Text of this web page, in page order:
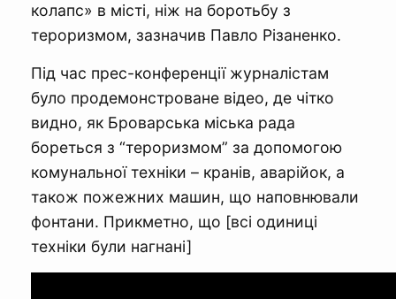
колапс» в місті, ніж на боротьбу з
тероризмом, зазначив Павло Різаненко.
Під час прес-конференції журналістам
було продемонстроване відео, де чітко
видно, як Броварська міська рада
бореться з “тероризмом” за допомогою
комунальної техніки – кранів, аварійок, а
також пожежних машин, що наповнювали
фонтани. Прикметно, що [всі одиниці
техніки були нагнані]